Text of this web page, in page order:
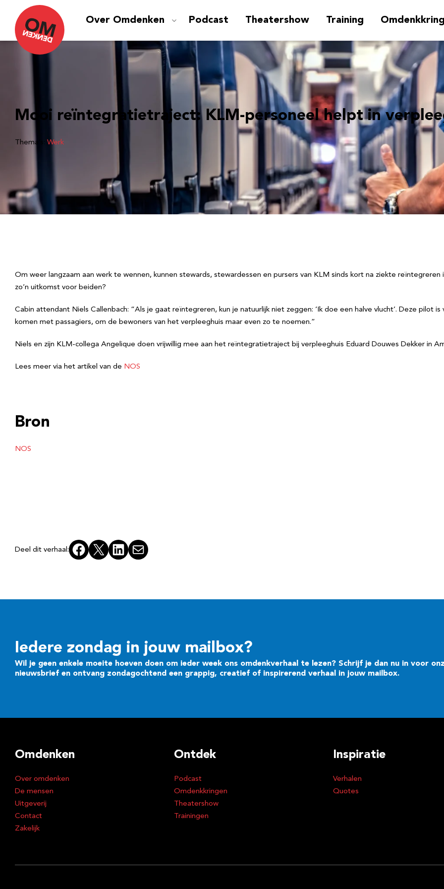
Over Omdenken Podcast Theatershow Training
Mooi reïntegratietraject: KLM-personeel helpt in
Thema’s: Werk
Om weer langzaam aan werk te wennen, kunnen stewards, stewardessen en pursers van KLM sinds kort na ziekte
zo’n uitkomst voor beiden?
Cabin attendant Niels Callenbach: “Als je gaat reïntegreren, kun je natuurlijk niet zeggen: ‘Ik doe een halve vlucht’. Deze pilot
komen met passagiers, om de bewoners van het verpleeghuis maar even zo te noemen.”
Niels en zijn KLM-collega Angelique doen vrijwillig mee aan het reïntegratietraject bij verpleeghuis Eduard Douwes Dekker in
Lees meer via het artikel van de NOS
Bron
NOS
Deel dit verhaal: Facebook
X LinkedInE-mail
Iedere zondag in jouw mailbox?
Wil je geen enkele moeite hoeven doen om ieder week ons omdenkverhaal te lezen? Schrijf je dan nu in voor
nieuwsbrief en ontvang zondagochtend een grappig, creatief of inspirerend verhaal in jouw mailbox.
Omdenken
Over omdenken
De mensen
Uitgeverij
Contact
Zakelijk
Ontdek
Podcast
Omdenkkringen
Theatershow
Trainingen
Inspiratie
Verhalen
Quotes